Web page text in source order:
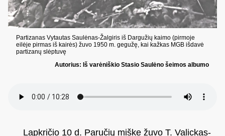
Partizanas Vytautas Saulėnas-Žalgiris iš Dargužių kaimo (pirmoje
eilėje pirmas iš kairės) žuvo 1950 m. gegužę, kai kažkas MGB išdavė
partizanų slėptuvę
Autorius: Iš varėniškio Stasio Saulėno šeimos albumo
Lapkričio 10 d. Paručių miške žuvo T. Valickas-